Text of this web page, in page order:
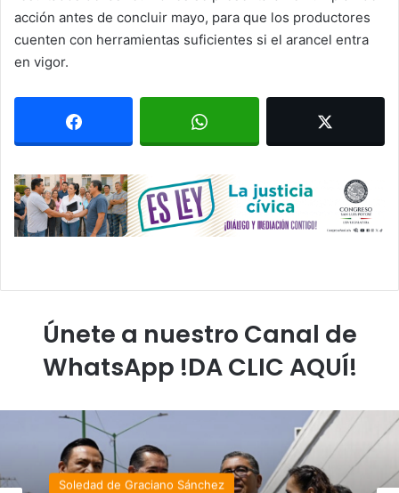
acción antes de concluir mayo, para que los productores
cuenten con herramientas suficientes si el arancel entra
en vigor.
Únete a nuestro Canal de
WhatsApp !DA CLIC AQUÍ!
Soledad de Graciano Sánchez